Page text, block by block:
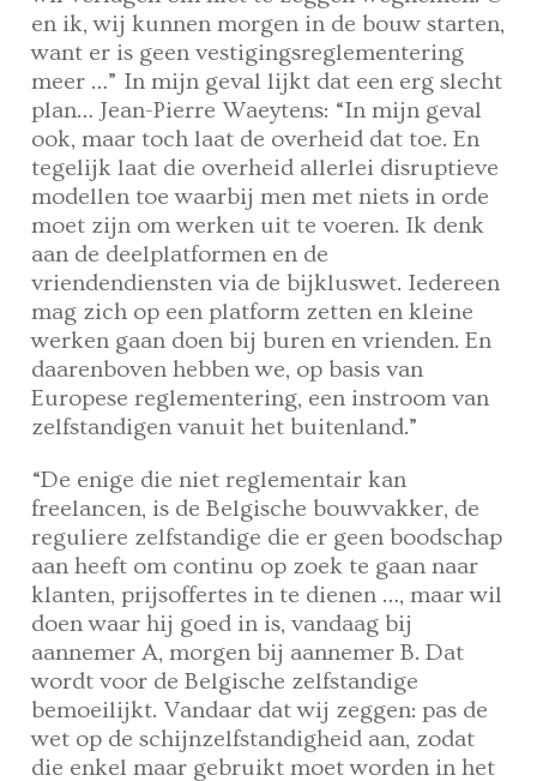
en ik, wij kunnen morgen in de bouw starten,
want er is geen vestigingsreglementering
meer …” In mijn geval lijkt dat een erg slecht
plan… Jean-Pierre Waeytens: “In mijn geval
ook, maar toch laat de overheid dat toe. En
tegelijk laat die overheid allerlei disruptieve
modellen toe waarbij men met niets in orde
moet zijn om werken uit te voeren. Ik denk
aan de deelplatformen en de
vriendendiensten via de bijkluswet. Iedereen
mag zich op een platform zetten en kleine
werken gaan doen bij buren en vrienden. En
daarenboven hebben we, op basis van
Europese reglementering, een instroom van
zelfstandigen vanuit het buitenland.”
“De enige die niet reglementair kan
freelancen, is de Belgische bouwvakker, de
reguliere zelfstandige die er geen boodschap
aan heeft om continu op zoek te gaan naar
klanten, prijsoffertes in te dienen …, maar wil
doen waar hij goed in is, vandaag bij
aannemer A, morgen bij aannemer B. Dat
wordt voor de Belgische zelfstandige
bemoeilijkt. Vandaar dat wij zeggen: pas de
wet op de schijnzelfstandigheid aan, zodat
die enkel maar gebruikt moet worden in het